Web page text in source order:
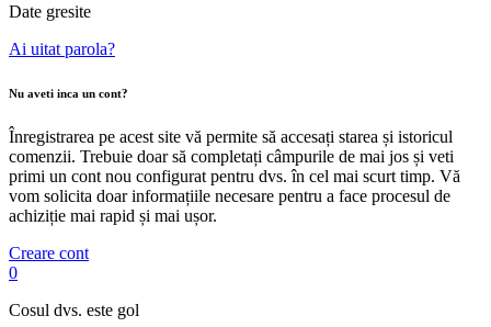
Date gresite
Ai uitat parola?
Nu aveti inca un cont?
Înregistrarea pe acest site vă permite să accesați starea și istoricul
comenzii. Trebuie doar să completați câmpurile de mai jos și veti
primi un cont nou configurat pentru dvs. în cel mai scurt timp. Vă
vom solicita doar informațiile necesare pentru a face procesul de
achiziție mai rapid și mai ușor.
Creare cont
0
Cosul dvs. este gol